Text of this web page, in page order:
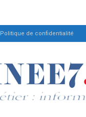
Politique de confidentialité